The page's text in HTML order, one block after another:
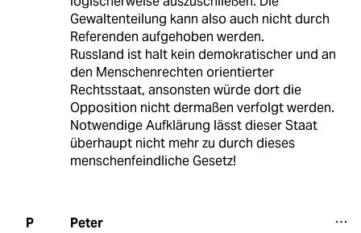
Gewaltenteilung kann also auch nicht durch
Referenden aufgehoben werden.
Russland ist halt kein demokratischer und an
den Menschenrechten orientierter
Rechtsstaat, ansonsten würde dort die
Opposition nicht dermaßen verfolgt werden.
Notwendige Aufklärung lässt dieser Staat
überhaupt nicht mehr zu durch dieses
menschenfeindliche Gesetz!
P Peter